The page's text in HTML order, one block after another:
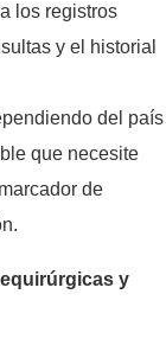
los registros
y el historial
del país
que necesite
de
y